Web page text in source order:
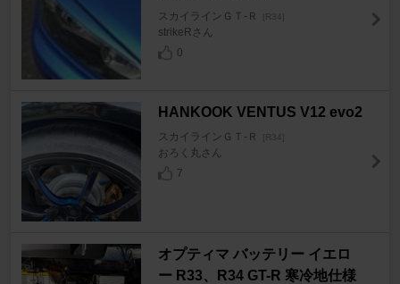
スカイラインＧＴ‐Ｒ [R34]
strikeRさん
0
HANKOOK VENTUS V12 evo2
スカイラインＧＴ‐Ｒ [R34]
おろく丸さん
7
オプティマ バッテリー イエロ
ー R33、R34 GT-R 寒冷地仕様